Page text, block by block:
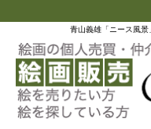
青山義雄「ニース風